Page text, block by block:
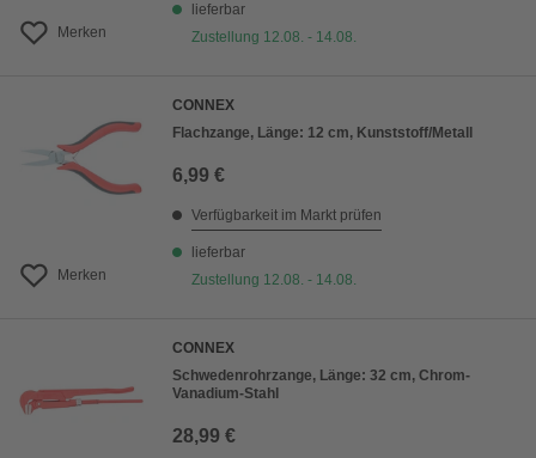
Merken
lieferbar
Zustellung 12.08. - 14.08.
Merken
CONNEX
Flachzange, Länge: 12 cm, Kunststoff/Metall
6,99 €
Verfügbarkeit im Markt prüfen
lieferbar
Zustellung 12.08. - 14.08.
CONNEX
Schwedenrohrzange, Länge: 32 cm, Chrom-
Vanadium-Stahl
28,99 €